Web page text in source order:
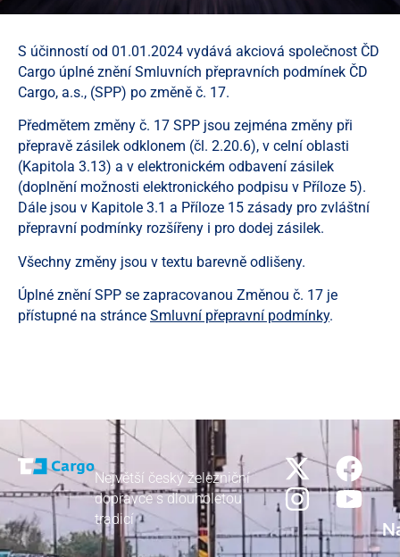
S účinností od 01.01.2024 vydává akciová společnost ČD
Cargo úplné znění Smluvních přepravních podmínek ČD
Cargo, a.s., (SPP) po změně č. 17.
Předmětem změny č. 17 SPP jsou zejména změny při
přepravě zásilek odklonem (čl. 2.20.6), v celní oblasti
(Kapitola 3.13) a v elektronickém odbavení zásilek
(doplnění možnosti elektronického podpisu v Příloze 5).
Dále jsou v Kapitole 3.1 a Příloze 15 zásady pro zvláštní
přepravní podmínky rozšířeny i pro dodej zásilek.
Všechny změny jsou v textu barevně odlišeny.
Úplné znění SPP se zapracovanou Změnou č. 17 je
přístupné na stránce Smluvní přepravní podmínky.
Největší český železniční
dopravce s dlouholetou
tradicí